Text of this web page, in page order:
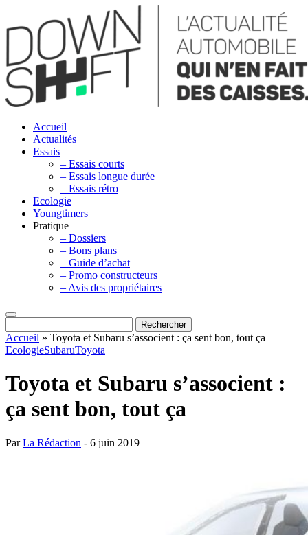
Accueil
Actualités
Essais
– Essais courts
– Essais longue durée
– Essais rétro
Ecologie
Youngtimers
Pratique
– Dossiers
– Bons plans
– Guide d’achat
– Promo constructeurs
– Avis des propriétaires
Accueil » Toyota et Subaru s’associent : ça sent bon, tout ça
EcologieSubaruToyota
Toyota et Subaru s’associent :
ça sent bon, tout ça
ParLa Rédaction - 6 juin 2019